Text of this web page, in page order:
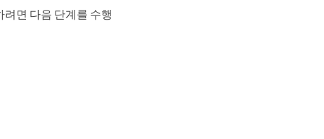
면 다음 단계를 수행